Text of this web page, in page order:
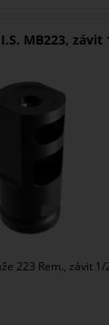
MB223, závit
223 Rem., závit 1/